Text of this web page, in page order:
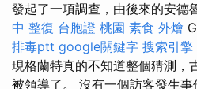
發起了一項調查，由後來的安德
中 整復 台胞證 桃園 素食 外燴
排毒ptt google關鍵字 搜索引擎
現格蘭特真的不知道整個猜測，
被領導了。 沒有一個訪客發生